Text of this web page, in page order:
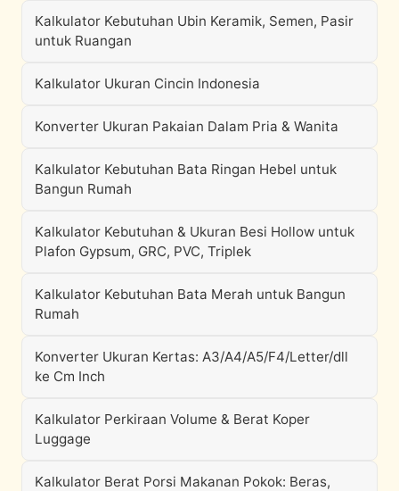
Kalkulator Kebutuhan Ubin Keramik, Semen, Pasir
untuk Ruangan
Kalkulator Ukuran Cincin Indonesia
Konverter Ukuran Pakaian Dalam Pria & Wanita
Kalkulator Kebutuhan Bata Ringan Hebel untuk
Bangun Rumah
Kalkulator Kebutuhan & Ukuran Besi Hollow untuk
Plafon Gypsum, GRC, PVC, Triplek
Kalkulator Kebutuhan Bata Merah untuk Bangun
Rumah
Konverter Ukuran Kertas: A3/A4/A5/F4/Letter/dll
ke Cm Inch
Kalkulator Perkiraan Volume & Berat Koper
Luggage
Kalkulator Berat Porsi Makanan Pokok: Beras,